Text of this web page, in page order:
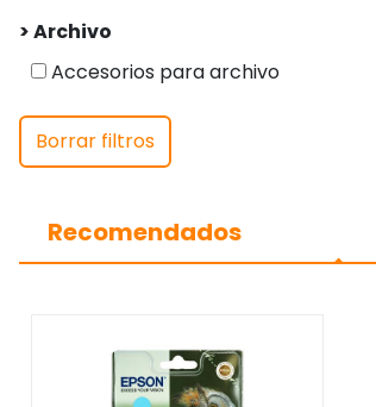
> Archivo
Accesorios para archivo
Borrar filtros
Recomendados